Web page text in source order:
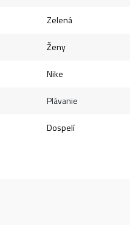
Zelená
Ženy
Nike
Plávanie
Dospelí